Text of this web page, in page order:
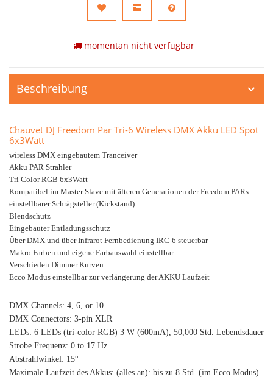
momentan nicht verfügbar
Beschreibung
Chauvet DJ Freedom Par Tri-6 Wireless DMX Akku LED Spot
6x3Watt
wireless DMX eingebautem Tranceiver
Akku PAR Strahler
Tri Color RGB 6x3Watt
Kompatibel im Master Slave mit älteren Generationen der Freedom PARs
einstellbarer Schrägsteller (Kickstand)
Blendschutz
Eingebauter Entladungsschutz
Über DMX und über Infrarot Fernbedienung IRC-6 steuerbar
Makro Farben und eigene Farbauswahl einstellbar
Verschieden Dimmer Kurven
Ecco Modus einstellbar zur verlängerung der AKKU Laufzeit
DMX Channels: 4, 6, or 10
DMX Connectors: 3-pin XLR
LEDs: 6 LEDs (tri-color RGB) 3 W (600mA), 50,000 Std. Lebendsdauer
Strobe Frequenz: 0 to 17 Hz
Abstrahlwinkel: 15°
Maximale Laufzeit des Akkus: (alles an): bis zu 8 Std. (im Ecco Modus)